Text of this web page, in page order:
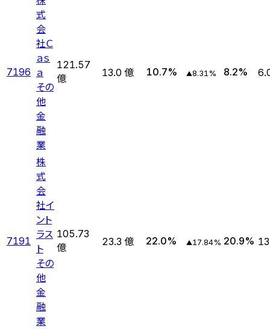
7196
式
会
社Ｃ
ａｓ
ａ
その
他
金
融
業
121.57
億
13.0 億 10.7% ▲8.31 % 8.2%
7191
株
式
会
社イ
ント
ラス
ト
その
他
金
融
業
105.73
億
23.3 億 22.0% ▲17.84% 20.9%